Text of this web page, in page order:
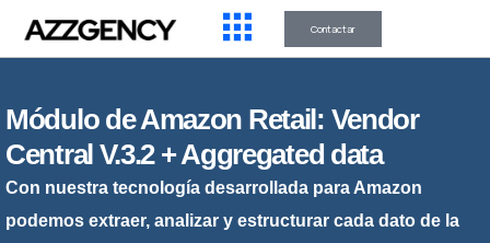
Contactar
Módulo de Amazon Retail: Vendor
Central V.3.2 + Aggregated data
Con nuestra tecnología desarrollada para Amazon
podemos extraer, analizar y estructurar cada dato de la